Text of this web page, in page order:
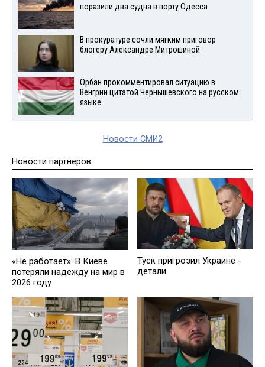
поразили два судна в порту Одесса
В прокуратуре сочли мягким приговор
блогеру Александре Митрошиной
Орбан прокомментировал ситуацию в
Венгрии цитатой Чернышевского на русском
языке
Новости СМИ2
Новости партнеров
«Не работает»: В Киеве
потеряли надежду на мир в
2026 году
Туск пригрозил Украине -
детали